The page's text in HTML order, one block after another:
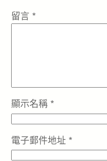
留言 *
顯示名稱 *
電子郵件地址 *